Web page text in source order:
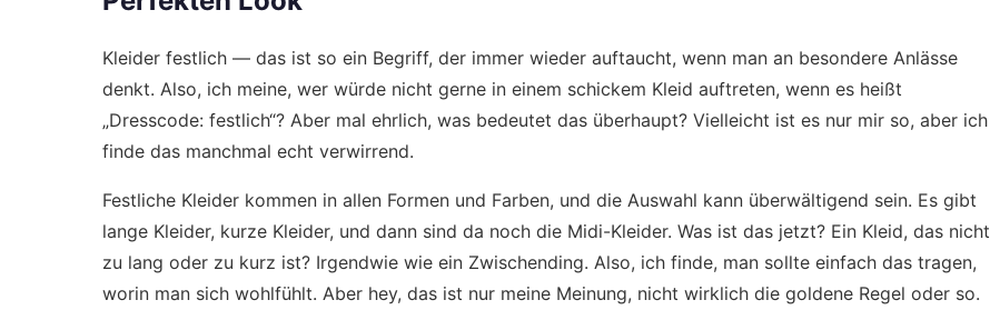
Kleider festlich — das ist so ein Begriff, der immer wieder auftaucht, wenn man an besondere Anlässe
denkt. Also, ich meine, wer würde nicht gerne in einem schickem Kleid auftreten, wenn es heißt
„Dresscode: festlich“? Aber mal ehrlich, was bedeutet das überhaupt? Vielleicht ist es nur mir so, aber ich
finde das manchmal echt verwirrend.
Festliche Kleider kommen in allen Formen und Farben, und die Auswahl kann überwältigend sein. Es gibt
lange Kleider, kurze Kleider, und dann sind da noch die Midi-Kleider. Was ist das jetzt? Ein Kleid, das nicht
zu lang oder zu kurz ist? Irgendwie wie ein Zwischending. Also, ich finde, man sollte einfach das tragen,
worin man sich wohlfühlt. Aber hey, das ist nur meine Meinung, nicht wirklich die goldene Regel oder so.